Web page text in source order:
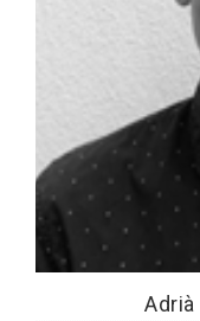
Adrià